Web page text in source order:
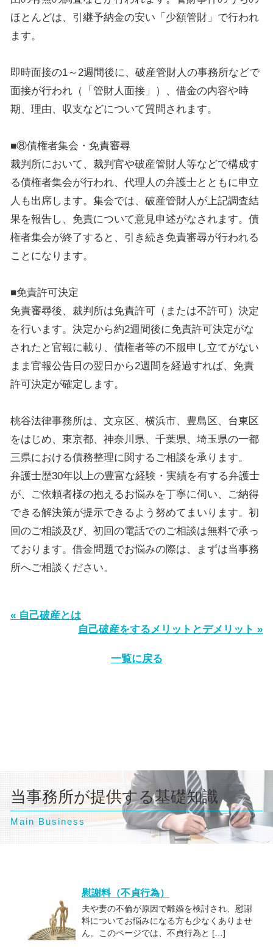
ほとんどは、引継予納金の安い「少額管財」で行われ
ます。
即時面接の1～2週間後に、破産管財人の事務所などで
面接が行われ（「管財人面接」）、借金の内容や時
期、理由、収支などについて質問されます。
■⑧債権者集会・免責審尋
裁判所において、裁判官や破産管財人等などで構成す
る債権者集会が行われ、代理人の弁護士とともに申立
人も出席します。集会では、破産管財人が上記調査結
果を報告し、免責について意見申述がなされます。債
権者集会が終了すると、引き続き免責審尋が行われる
ことになります。
■免責許可決定
免責審尋後、裁判所は免責許可（または不許可）決定
を行います。決定から約2週間後に免責許可決定がな
されたと官報に載り、債権者等の不服申し立てがない
まま官報公告日の翌日から2週間を経過すれば、免責
許可決定が確定します。
桃谷法律事務所は、文京区、横浜市、豊島区、台東区
をはじめ、東京都、神奈川県、千葉県、埼玉県の一都
三県における債務整理に関するご相談を承ります。
弁護士歴30年以上の豊富な経験・実績を有する弁護士
が、ご依頼者様の抱えるお悩みを丁寧に伺い、ご納得
できる解決策が提示できるよう努めてまいります。初
回のご相談及び、初回の電話でのご相談は無料で承っ
ております。借金問題でお悩みの際は、まずは当事務
所へご相談ください。
« 自己破産とは
自己破産をするメリットとデメリット »
一覧に戻る
当事務所が提供する基礎知識
Main Business
慰謝料（不貞行為）
夫や妻の不倫が原因で離婚を検討され、慰謝
料についてお悩みになる方も少なくありませ
ん。このページでは、不貞行為と […]